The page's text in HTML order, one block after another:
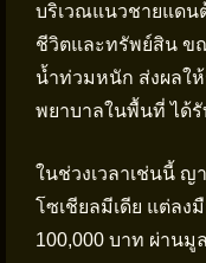
บริเวณแนวชายแดน
ชีวิตและทรัพย์สิน ข
น้ำท่วมหนัก ส่งผลใ
พยาบาลในพื้นที่ ได้รั
ในช่วงเวลาเช่นนี้ ญ
โซเชียลมีเดีย แต่ลง
100,000 บาท ผ่านมู